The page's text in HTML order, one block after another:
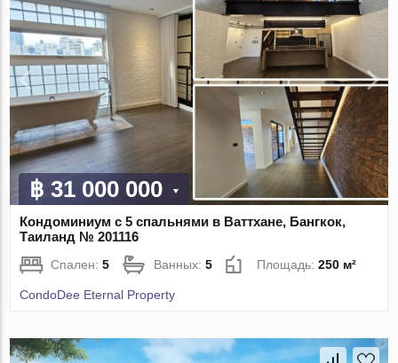
฿ 31 000 000
Кондоминиум с 5 спальнями в Ваттхане, Бангкок,
Таиланд № 201116
Спален:5 Ванных:5 Площадь:250 м²
CondoDee Eternal Property